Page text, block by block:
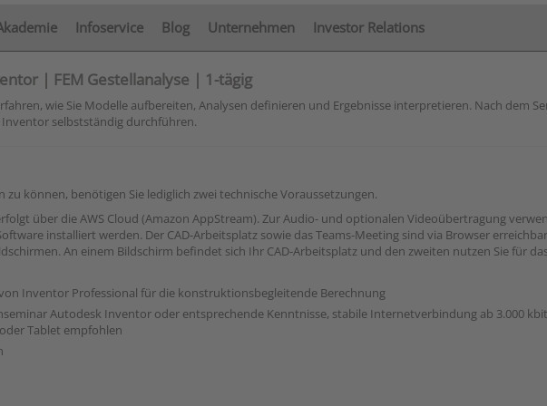
Infoservice Blog Unternehmen Investor Relations
| FEM Gestellanalyse | 1-tägig
wie Sie Modelle aufbereiten, Analysen definieren und Ergebnisse interpretieren. Nach dem
Inventor selbstständig durchführen.
können, benötigen Sie lediglich zwei technische Voraussetzungen.
über die AWS Cloud (Amazon AppStream). Zur Audio- und optionalen Videoübertragung
installiert werden. Der CAD-Arbeitsplatz sowie das Teams-Meeting sind via Browser
An einem Bildschirm befindet sich Ihr CAD-Arbeitsplatz und den zweiten nutzen Sie für
Inventor Professional für die konstruktionsbegleitende Berechnung
Autodesk Inventor oder entsprechende Kenntnisse, stabile Internetverbindung ab 3.000
Tablet empfohlen